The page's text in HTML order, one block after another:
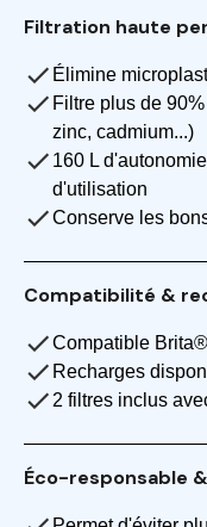
Filtration haute
Élimine
Filtre plus de
zinc, cadmium...)
160 L
d'utilisation
Conserve les
Compatibilité &
Compatible
Recharges
2 filtres inclus
Éco-responsable